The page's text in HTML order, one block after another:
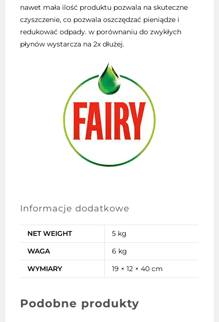
nawet mała ilość produktu pozwala na skuteczne
czyszczenie, co pozwala oszczędzać pieniądze i
redukować odpady. w porównaniu do zwykłych
płynów wystarcza na 2x dłużej.
Informacje dodatkowe
NET WEIGHT
5 kg
WAGA
6 kg
WYMIARY
19 × 12 × 40 cm
Podobne produkty